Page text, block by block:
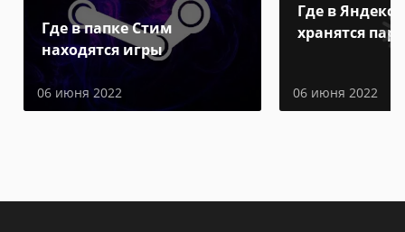
Где в папке Стим
находятся игры
06 июня 2022
Где в Яндекс
хранятся
06 июня 2022